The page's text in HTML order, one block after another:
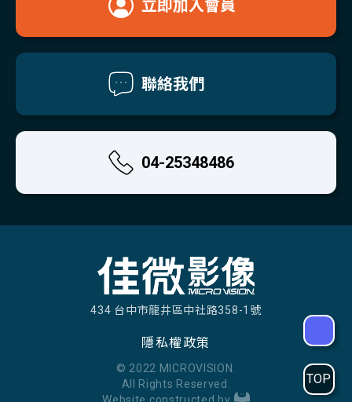
立即加入會員
聯絡我們
04-25348486
434 台中市龍井區中社路358-1號
隱私權政策
© 2022 MICROVISION.
All Rights Reserved.
TOP